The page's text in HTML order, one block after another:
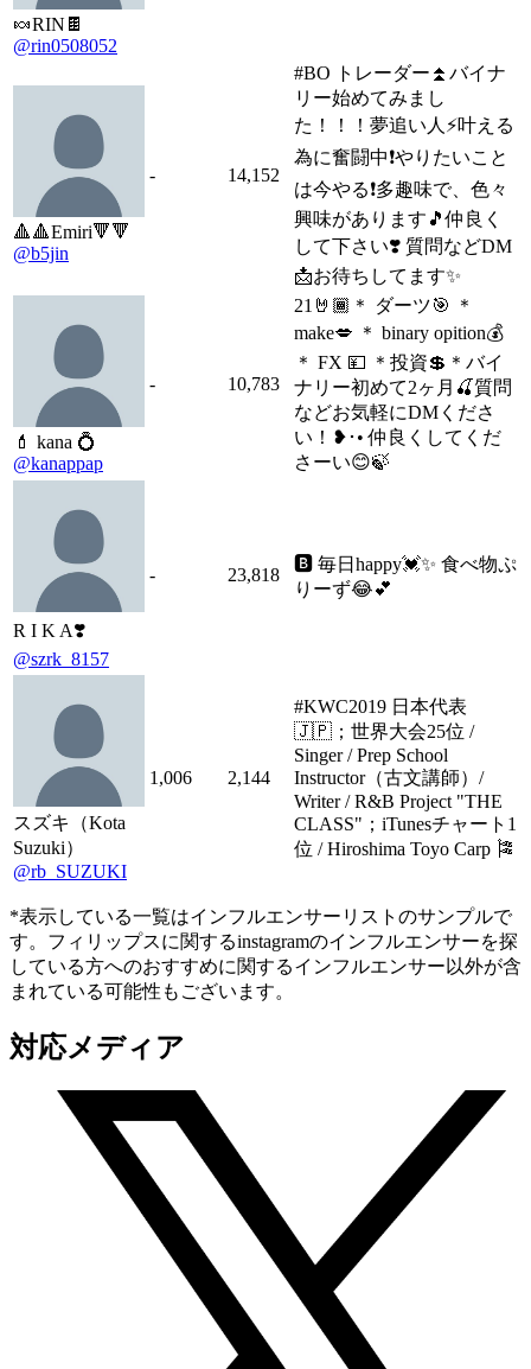
🍬RIN🍫
@rin0508052
🔺🔺Emiri🔻🔻
@b5jin
- 14,152
#BO トレーダー⏫バイナ
リー始めてみまし
た！！！夢追い人⚡️叶える
為に奮闘中❗️やりたいこと
は今やる❗️多趣味で、色々
興味があります🎵仲良く
して下さい❣️ 質問などDM
📩お待ちしてます✨
💄 kana 💍
@kanappap
- 10,783
21🤘🏾＊ ダーツ🎯 ＊
make💋 ＊ binary opition💰
＊ FX 💴 ＊投資💲＊バイ
ナリー初めて2ヶ月🍒質問
などお気軽にDMくださ
い！❥︎･• 仲良くしてくだ
さーい😊🍃
R I K A❣️
@szrk_8157
- 23,818
🅱 毎日happy💓✨ 食べ物ぷ
りーず😂💕
スズキ（Kota
Suzuki）
@rb_SUZUKI
1,006 2,144
#KWC2019 日本代表
🇯🇵；世界大会25位 /
Singer / Prep School
Instructor（古文講師）/
Writer / R&B Project "THE
CLASS"；iTunesチャート1
位 / Hiroshima Toyo Carp 🎏
*表示している一覧はインフルエンサーリストのサンプルで
す。フィリップスに関するinstagramのインフルエンサーを探
している方へのおすすめに関するインフルエンサー以外が含
まれている可能性もございます。
対応メディア